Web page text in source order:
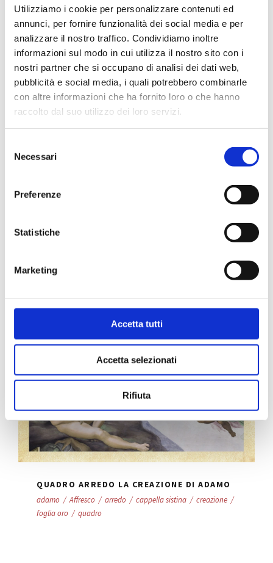
Utilizziamo i cookie per personalizzare contenuti ed
annunci, per fornire funzionalità dei social media e per
analizzare il nostro traffico. Condividiamo inoltre
informazioni sul modo in cui utilizza il nostro sito con i
nostri partner che si occupano di analisi dei dati web,
pubblicità e social media, i quali potrebbero combinarle
con altre informazioni che ha fornito loro o che hanno
raccolto dal suo utilizzo dei loro servizi.
o
Necessari
Preferenze
Statistiche
Marketing
Accetta tutti
Accetta selezionati
Rifiuta
Categoria ARREDI
Dettagli Oro Giallo
Info
Affresco | Quadro
La Creazione di Adamo - Michelangelo
Riproduzione d’arte in tecnica Affresco, della Creazione
di Adamo, di Michelangelo Buonarroti, databile al 1511
circa e facente parte della decorazione della volta della
Cappella Sistina, nei Musei Vaticani a Roma. Cornice in
QUADRO ARREDO LA CREAZIONE DI ADAMO
adamo / Affresco / arredo / cappella sistina / creazione /
foglia oro / quadro